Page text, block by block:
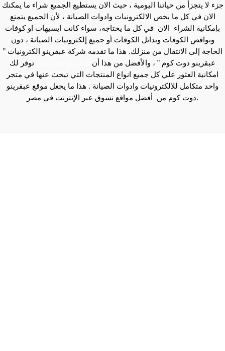
جزء لا يتجزأ من حياتنا اليومية ، حيث الان يستطيع الجميع شراء ما يمكنك
الان في كل ما بخص الالكترونبات وادوات الصيانة ، لأن الجميع يتمتع
بإمكانية الشراء الان في كل ما يحتاجه، سواء كانت ايسيهات او كوفات
ونواقص الكوفات وبدائل الكوفات أو جميع إلكترونيات الصيانة ، دون
الحاجة إلى الانتقال من منزلك. هذا ما تقدمه شركة عبقرينو الكترونيات ”
عبقرينو دوت كوم ” ، والأفضل من هذا أن
توفر لك
امكانية العثور علي كل جميع انواع المنتجات التي تبحث عنها في متجر
واحد متكامل للالكترونيات وادوات الصيانة . هذا ما يجعل موقع عبقرينو
دوت كوم من أفضل مواقع تسوق عبر الإنترنت في مصر.